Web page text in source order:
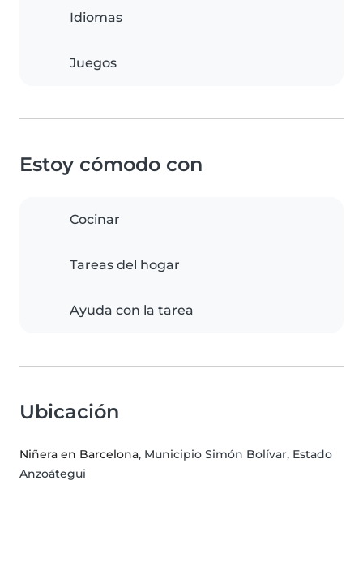
Idiomas
Juegos
Estoy cómodo con
Cocinar
Tareas del hogar
Ayuda con la tarea
Ubicación
Niñera en Barcelona, Municipio Simón Bolívar, Estado
Anzoátegui